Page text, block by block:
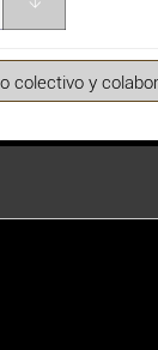
colectivo y